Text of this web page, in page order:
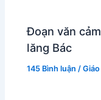
Đoạn văn
lăng Bác
145 Bình luận /